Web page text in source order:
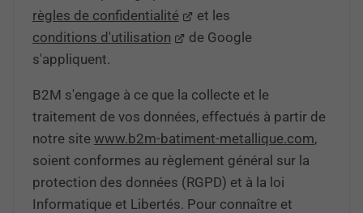
règles de confidentialité
et les
conditions d'utilisation
de Google
s'appliquent.
B2M s'engage à ce que la collecte et le
traitement de vos données, effectués à partir de
notre site www.b2m-batiment-metallique.com,
soient conformes au règlement général sur la
protection des données (RGPD) et à la loi
Informatique et Libertés. Pour connaître et